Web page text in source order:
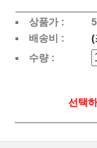
상품가 :
배송비 :
(
수량 :
선택